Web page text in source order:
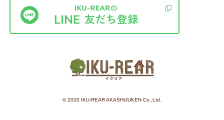
©︎ 2020 IKU-REAR AKASHIJUKEN Co.,Ltd.